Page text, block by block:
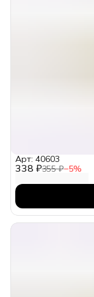
338 ₽355 ₽−5%
Арт: 40603